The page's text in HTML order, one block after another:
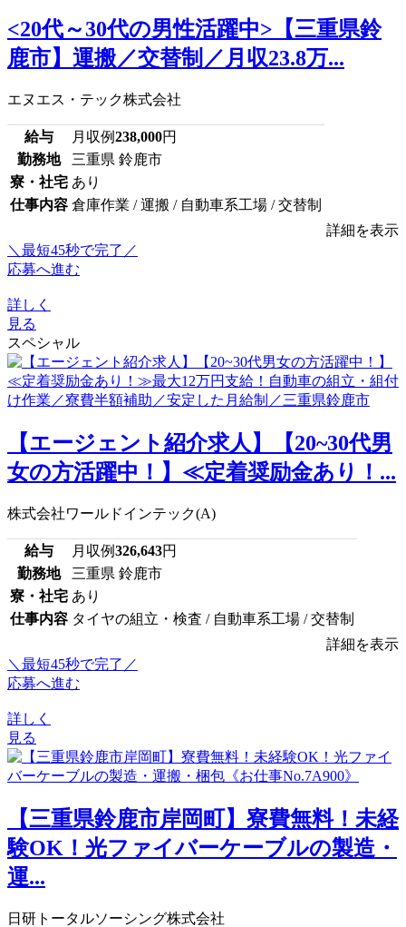
<20代～30代の男性活躍中>【三重県鈴
鹿市】運搬／交替制／月収23.8万...
エヌエス・テック株式会社
給与 月収例238,000円
勤務地
三重県 鈴鹿市
寮・社宅 あり
仕事内容 倉庫作業 / 運搬 / 自動車系工場 / 交替制
詳細を表示
＼最短45秒で完了／
応募へ進む
詳しく
見る
スペシャル
【エージェント紹介求人】【20~30代男
女の方活躍中！】≪定着奨励金あり！...
株式会社ワールドインテック(A)
給与 月収例326,643円
勤務地
三重県 鈴鹿市
寮・社宅 あり
仕事内容 タイヤの組立・検査 / 自動車系工場 / 交替制
詳細を表示
＼最短45秒で完了／
応募へ進む
詳しく
見る
【三重県鈴鹿市岸岡町】寮費無料！未経
験OK！光ファイバーケーブルの製造・
運...
日研トータルソーシング株式会社